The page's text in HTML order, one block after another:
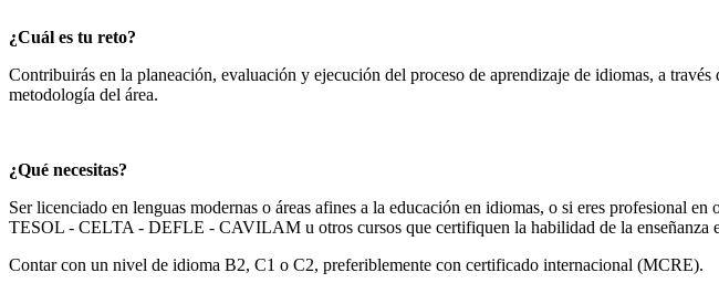
¿Cuál es tu reto?
Contribuirás en la planeación, evaluación y ejecución del proceso de aprendizaje de idiomas, a
metodología del área.
¿Qué necesitas?
Ser licenciado en lenguas modernas o áreas afines a la educación en idiomas, o si eres profesional
TESOL - CELTA - DEFLE - CAVILAM u otros cursos que certifiquen la habilidad de la enseñanza
Contar con un nivel de idioma B2, C1 o C2, preferiblemente con certificado internacional (MCRE).